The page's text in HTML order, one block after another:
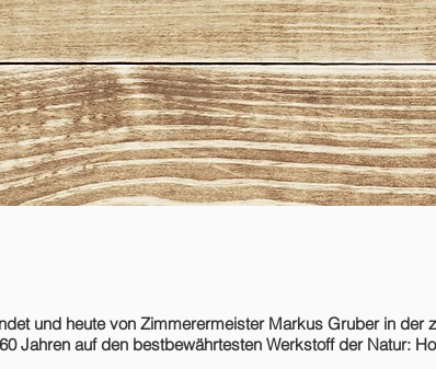
und heute von Zimmerermeister Markus Gruber in der
Jahren auf den bestbewährtesten Werkstoff der Natur: